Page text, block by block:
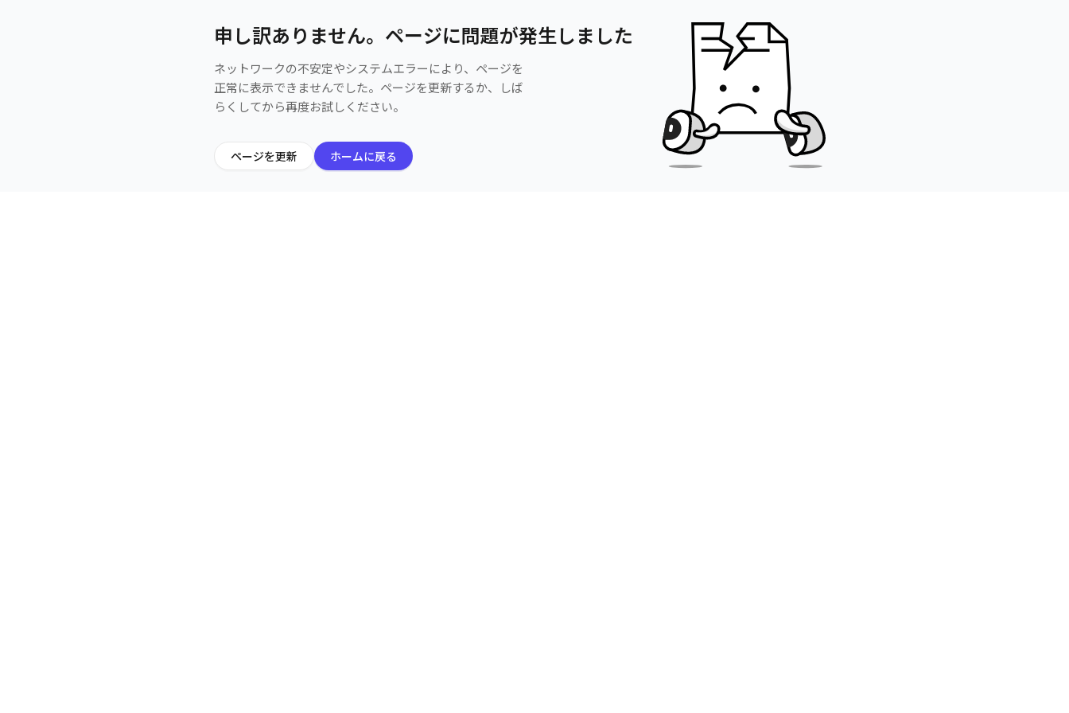
申し訳ありません。ページに問題が発生しました
ネットワークの不安定やシステムエラーにより、ページを
正常に表示できませんでした。ページを更新するか、しば
らくしてから再度お試しください。
ページを更新 ホームに戻る